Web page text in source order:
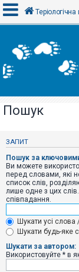
х
і
Р
с
р
а
ц
і
я
Т
е
м
и
б
Пошук
ЗАПИТ
Пошук за
Ви можете
перед словами, які
список слів,
лише одне з цих
співпадання.
Шукати усі слова
Шукати будь-яке
Шукати за автором:
Використовуйте * в